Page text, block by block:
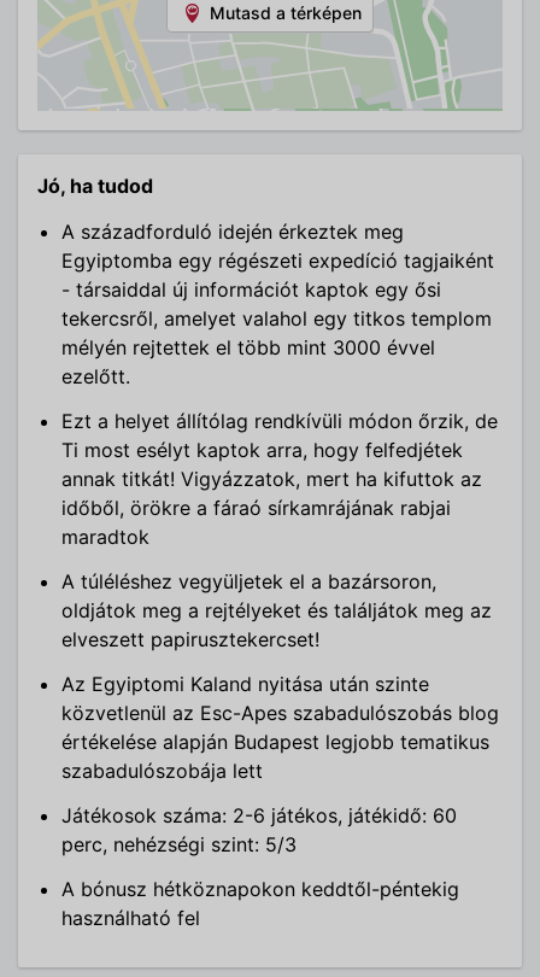
Mutasd a térképen
Jó, ha tudod
A századforduló idején érkeztek meg
Egyiptomba egy régészeti expedíció tagjaiként
- társaiddal új információt kaptok egy ősi
tekercsről, amelyet valahol egy titkos templom
mélyén rejtettek el több mint 3000 évvel
ezelőtt.
Ezt a helyet állítólag rendkívüli módon őrzik, de
Ti most esélyt kaptok arra, hogy felfedjétek
annak titkát! Vigyázzatok, mert ha kifuttok az
időből, örökre a fáraó sírkamrájának rabjai
maradtok
A túléléshez vegyüljetek el a bazársoron,
oldjátok meg a rejtélyeket és találjátok meg az
elveszett papirusztekercset!
Az Egyiptomi Kaland nyitása után szinte
közvetlenül az Esc-Apes szabadulószobás blog
értékelése alapján Budapest legjobb tematikus
szabadulószobája lett
Játékosok száma: 2-6 játékos, játékidő: 60
perc, nehézségi szint: 5/3
A bónusz hétköznapokon keddtől-péntekig
használható fel